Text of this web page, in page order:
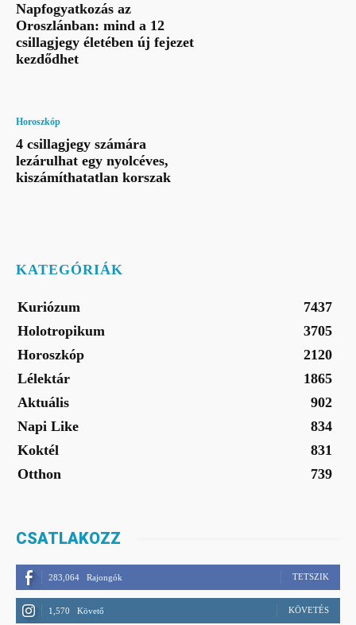
Napfogyatkozás az
Oroszlánban: mind a 12
csillagjegy életében új fejezet
kezdődhet
Horoszkóp
4 csillagjegy számára
lezárulhat egy nyolcéves,
kiszámíthatatlan korszak
KATEGÓRIÁK
Kuriózum
7437
Holotropikum
3705
Horoszkóp
2120
Lélektár
1865
Aktuális
902
Napi Like
834
Koktél
831
Otthon
739
CSATLAKOZZ
283,064 Rajongók TETSZIK
1,570 Követő KÖVETÉS